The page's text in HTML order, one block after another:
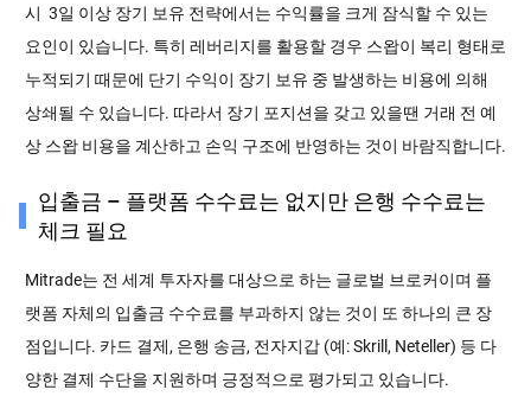
시 3일 이상 장기 보유 전략에서는 수익률을 크게 잠식할 수 있는
요인이 있습니다. 특히 레버리지를 활용할 경우 스왑이 복리 형태로
누적되기 때문에 단기 수익이 장기 보유 중 발생하는 비용에 의해
상쇄될 수 있습니다. 따라서 장기 포지션을 갖고 있을땐 거래 전 예
상 스왑 비용을 계산하고 손익 구조에 반영하는 것이 바람직합니다.
입출금 – 플랫폼 수수료는 없지만 은행 수수료는
체크 필요
Mitrade는 전 세계 투자자를 대상으로 하는 글로벌 브로커이며 플
랫폼 자체의 입출금 수수료를 부과하지 않는 것이 또 하나의 큰 장
점입니다. 카드 결제, 은행 송금, 전자지갑 (예: Skrill, Neteller) 등 다
양한 결제 수단을 지원하며 긍정적으로 평가되고 있습니다.